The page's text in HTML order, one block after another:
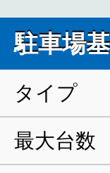
駐車場
タイプ
最大台数